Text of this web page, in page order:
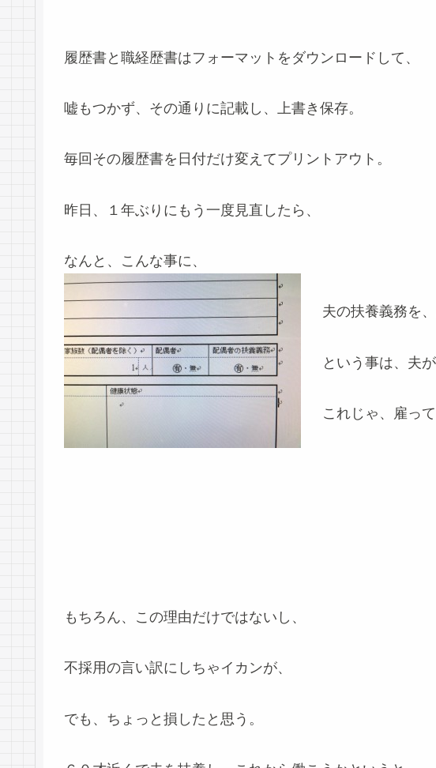
履歴書と職経歴書はフォーマットをダウンロードして、
嘘もつかず、その通りに記載し、上書き保存。
毎回その履歴書を日付だけ変えてプリントアウト。
昨日、１年ぶりにもう一度見直したら、
なんと、こんな事に、
夫の扶養義務を
という事は、夫
これじゃ、雇っ
もちろん、この理由だけではないし、
不採用の言い訳にしちゃイカンが、
でも、ちょっと損したと思う。